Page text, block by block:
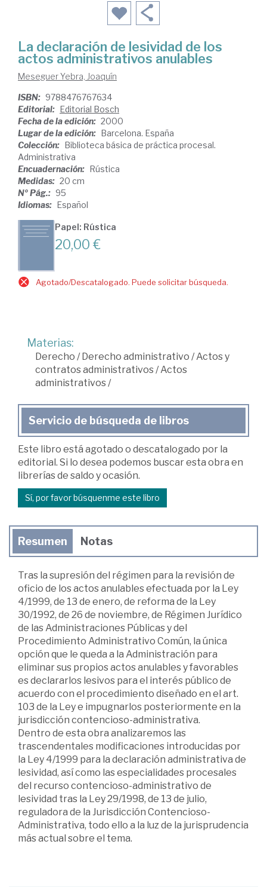
La declaración de lesividad de los
actos administrativos anulables
Meseguer Yebra, Joaquín
ISBN: 9788476767634
Editorial: Editorial Bosch
Fecha de la edición: 2000
Lugar de la edición: Barcelona. España
Colección: Biblioteca básica de práctica procesal.
Administrativa
Encuadernación: Rústica
Medidas: 20 cm
Nº Pág.: 95
Idiomas: Español
Papel: Rústica
20,00 €
Agotado/Descatalogado. Puede solicitar búsqueda.
Materias:
Derecho / Derecho administrativo /Actos y
contratos administrativos/Actos
administrativos/
Servicio de búsqueda de libros
Este libro está agotado o descatalogado por la
editorial. Si lo desea podemos buscar esta obra en
librerías de saldo y ocasión.
Sí, por favor búsquenme este libro
Resumen Notas
Tras la supresión del régimen para la revisión de
oficio de los actos anulables efectuada por la Ley
4/1999, de 13 de enero, de reforma de la Ley
30/1992, de 26 de noviembre, de Régimen Jurídico
de las Administraciones Públicas y del
Procedimiento Administrativo Común, la única
opción que le queda a la Administración para
eliminar sus propios actos anulables y favorables
es declararlos lesivos para el interés público de
acuerdo con el procedimiento diseñado en el art.
103 de la Ley e impugnarlos posteriormente en la
jurisdicción contencioso-administrativa.
Dentro de esta obra analizaremos las
trascendentales modificaciones introducidas por
la Ley 4/1999 para la declaración administrativa de
lesividad, así como las especialidades procesales
del recurso contencioso-administrativo de
lesividad tras la Ley 29/1998, de 13 de julio,
reguladora de la Jurisdicción Contencioso-
Administrativa, todo ello a la luz de la jurisprudencia
más actual sobre el tema.